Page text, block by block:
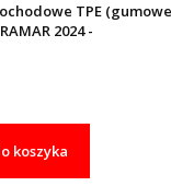
TPE
2024 -
koszyka